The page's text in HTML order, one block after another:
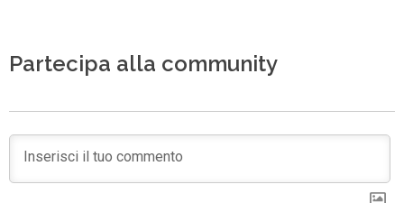
Partecipa alla community